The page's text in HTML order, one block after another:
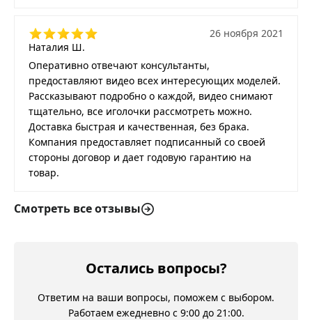
Наталия Ш.
26 ноября 2021
Оперативно отвечают консультанты,
предоставляют видео всех интересующих моделей.
Рассказывают подробно о каждой, видео снимают
тщательно, все иголочки рассмотреть можно.
Доставка быстрая и качественная, без брака.
Компания предоставляет подписанный со своей
стороны договор и дает годовую гарантию на
товар.
Смотреть все отзывы
Остались вопросы?
Ответим на ваши вопросы, поможем с выбором.
Работаем ежедневно с 9:00 до 21:00.